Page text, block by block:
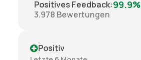
Positives Feedback:99.9%
3.978 Bewertungen
Positiv